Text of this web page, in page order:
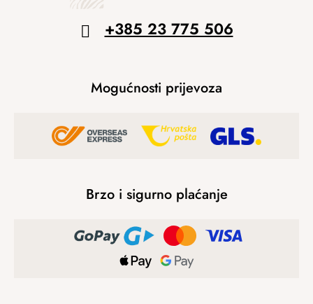
+385 23 775 506
Mogućnosti prijevoza
Brzo i sigurno plaćanje